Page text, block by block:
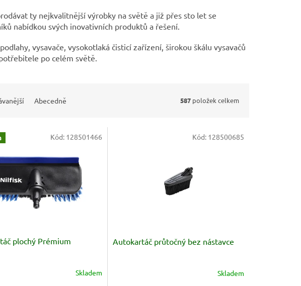
ty nejkvalitnější výrobky na světě a již přes sto let se
nabídkou svých inovativních produktů a řešení.
vysavače, vysokotlaká čisticí zařízení, širokou škálu vysavačů
po celém světě.
Abecedně 587 položek celkem
plochý Prémium
Skladem
Kód: 128501466
Autokartáč průtočný bez nástavce
Skladem
Kód: 128500685